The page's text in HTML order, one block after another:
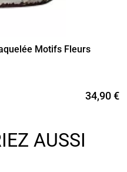
Motifs Fleurs
34,90 €
AUSSI